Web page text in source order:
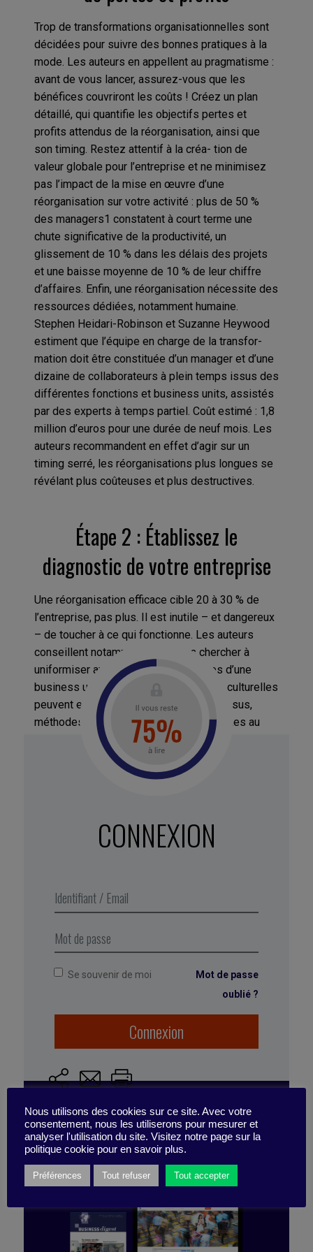
Trop de transformations organisationnelles sont
décidées pour suivre des bonnes pratiques à la
mode. Les auteurs en appellent au pragmatisme :
avant de vous lancer, assurez-vous que les
bénéfices couvriront les coûts ! Créez un plan
détaillé, qui quantifie les objectifs pertes et
profits attendus de la réorganisation, ainsi que
son timing. Restez attentif à la créa- tion de
valeur globale pour l’entreprise et ne minimisez
pas l’impact de la mise en œuvre d’une
réorganisation sur votre activité : plus de 50 %
des managers1 constatent à court terme une
chute significative de la productivité, un
glissement de 10 % dans les délais des projets
et une baisse moyenne de 10 % de leur chiffre
d’affaires. Enfin, une réorganisation nécessite des
ressources dédiées, notamment humaine.
Stephen Heidari-Robinson et Suzanne Heywood
estiment que l’équipe en charge de la transfor-
mation doit être constituée d’un manager et d’une
dizaine de collaborateurs à plein temps issus des
différentes fonctions et business units, assistés
par des experts à temps partiel. Coût estimé : 1,8
million d’euros pour une durée de neuf mois. Les
auteurs recommandent en effet d’agir sur un
timing serré, les réorganisations plus longues se
révélant plus coûteuses et plus destructives.
Étape 2 : Établissez le
diagnostic de votre entreprise
Une réorganisation efficace cible 20 à 30 % de
l’entreprise, pas plus. Il est inutile – et dangereux
– de toucher à ce qui fonctionne. Les auteurs
conseillent notamment de ne pas chercher à
uniformiser aveuglement les pratiques d’une
business unit à l’autre. Les différences culturelles
peuvent expliquer et justifier des processus,
méthodes et organisations très différentes au
niveau commercial, RH en Europe, Asie et Outre-
Global Survey Results » – Etude basée sur les réponses
de 1800 managers dont les entreprises (tous
février 2018
CONNEXION
Se souvenir de moi
Mot de passe
oublié ?
Connexion
ABONNEZ-VOUS
À LA PUBLICATION
Nous utilisons des cookies sur ce site. Avec votre
consentement, nous les utiliserons pour mesurer et
analyser l'utilisation du site. Visitez notre page sur la
politique cookie pour en savoir plus.
Préférences Tout refuser Tout accepter